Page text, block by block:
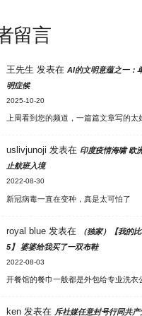
留言
王先生 发表在 AI的文明意蕴之一：
明症候
2025-10-20
上周看到您的频道，一篇篇文章写的太
uslivjunoji 发表在 印度疫情海啸 欧
止航班入境
2022-08-30
新冠病毒一直在变种，真是太可怕了
royal blue发表在
（独家）【我的
5】 婆婆给我买了一双布鞋
2022-08-03
开餐馆的餐巾一般都是外包给专业洗衣
ken发表在 斥社媒任意封号行同共